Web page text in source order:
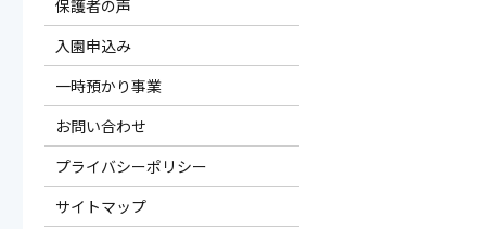
保護者の声
入園申込み
一時預かり事業
お問い合わせ
プライバシーポリシー
サイトマップ